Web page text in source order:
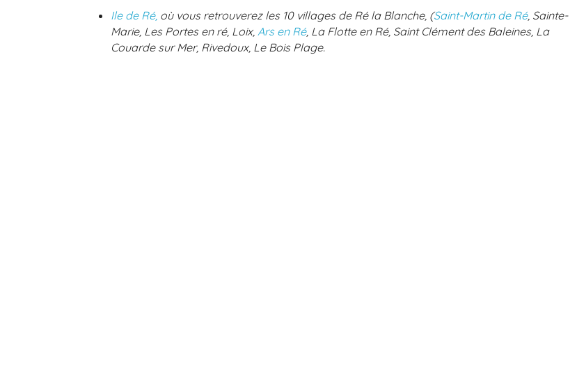
Ile de Ré, où vous retrouverez les 10 villages de Ré la Blanche, (Saint-Martin de Ré, Sainte-
Marie, Les Portes en ré, Loix, Ars en Ré, La Flotte en Ré, Saint Clément des Baleines, La
Couarde sur Mer, Rivedoux, Le Bois Plage.